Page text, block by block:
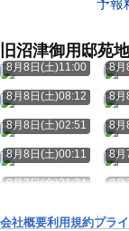
予報
旧沼津御用邸苑
8月8日(土)11:00 8月
8月8日(土)08:12 8月
8月8日(土)02:51 8月
8月8日(土)00:11 8月
8月7日(金)21:24 8月
会社概要利用規約プラ